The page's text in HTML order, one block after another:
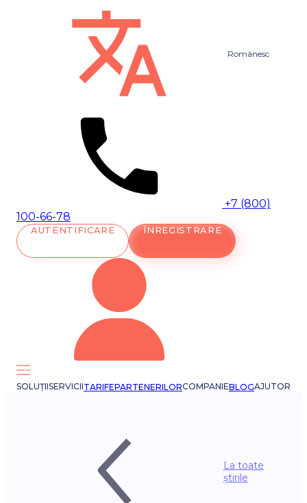
Românesc
+7 (800)
100-66-78
AUTENTIFICARE ÎNREGISTRARE
SOLUȚIISERVICIITARIFEPARTENERILORCOMPANIEBLOGAJUTOR
La toate
știrile